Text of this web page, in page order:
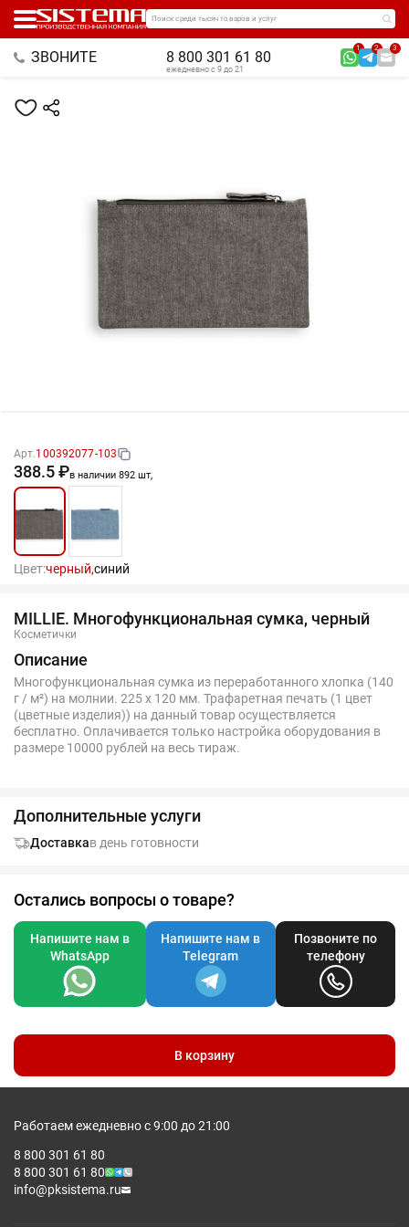
Поиск среди тысяч товаров и услуг
ЗВОНИТЕ 8 800 301 61 80
1 2 3
ежедневно с 9 до 21
Арт.100392077-103
388.5 ₽в наличии 892 шт,
Цвет:черный,синий
MILLIE. Многофункциональная сумка, черный
Косметички
Описание
Многофункциональная сумка из переработанного хлопка (140
г / м²) на молнии. 225 x 120 мм. Трафаретная печать (1 цвет
(цветные изделия)) на данный товар осуществляется
бесплатно. Оплачивается только настройка оборудования в
размере 10000 рублей на весь тираж.
Дополнительные услуги
Доставкав день готовности
Остались вопросы о товаре?
Напишите нам в
WhatsApp
Напишите нам в
Telegram
Позвоните по
телефону
В корзину
Работаем ежедневно с 9:00 до 21:00
8 800 301 61 80
8 800 301 61 80
info@pksistema.ru